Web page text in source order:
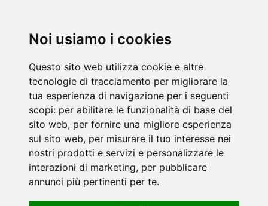
Noi usiamo i cookies
Questo sito web utilizza cookie e altre
tecnologie di tracciamento per migliorare la
tua esperienza di navigazione per i seguenti
scopi: per abilitare le funzionalità di base del
sito web, per fornire una migliore esperienza
sul sito web, per misurare il tuo interesse nei
nostri prodotti e servizi e personalizzare le
interazioni di marketing, per pubblicare
annunci più pertinenti per te.